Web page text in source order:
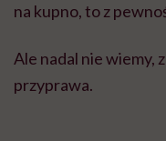
na kupno, to z
Ale nadal nie wiemy,
przyprawa.